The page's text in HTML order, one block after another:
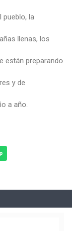
pueblo, la
llenas, los
están preparando
y de
a año.